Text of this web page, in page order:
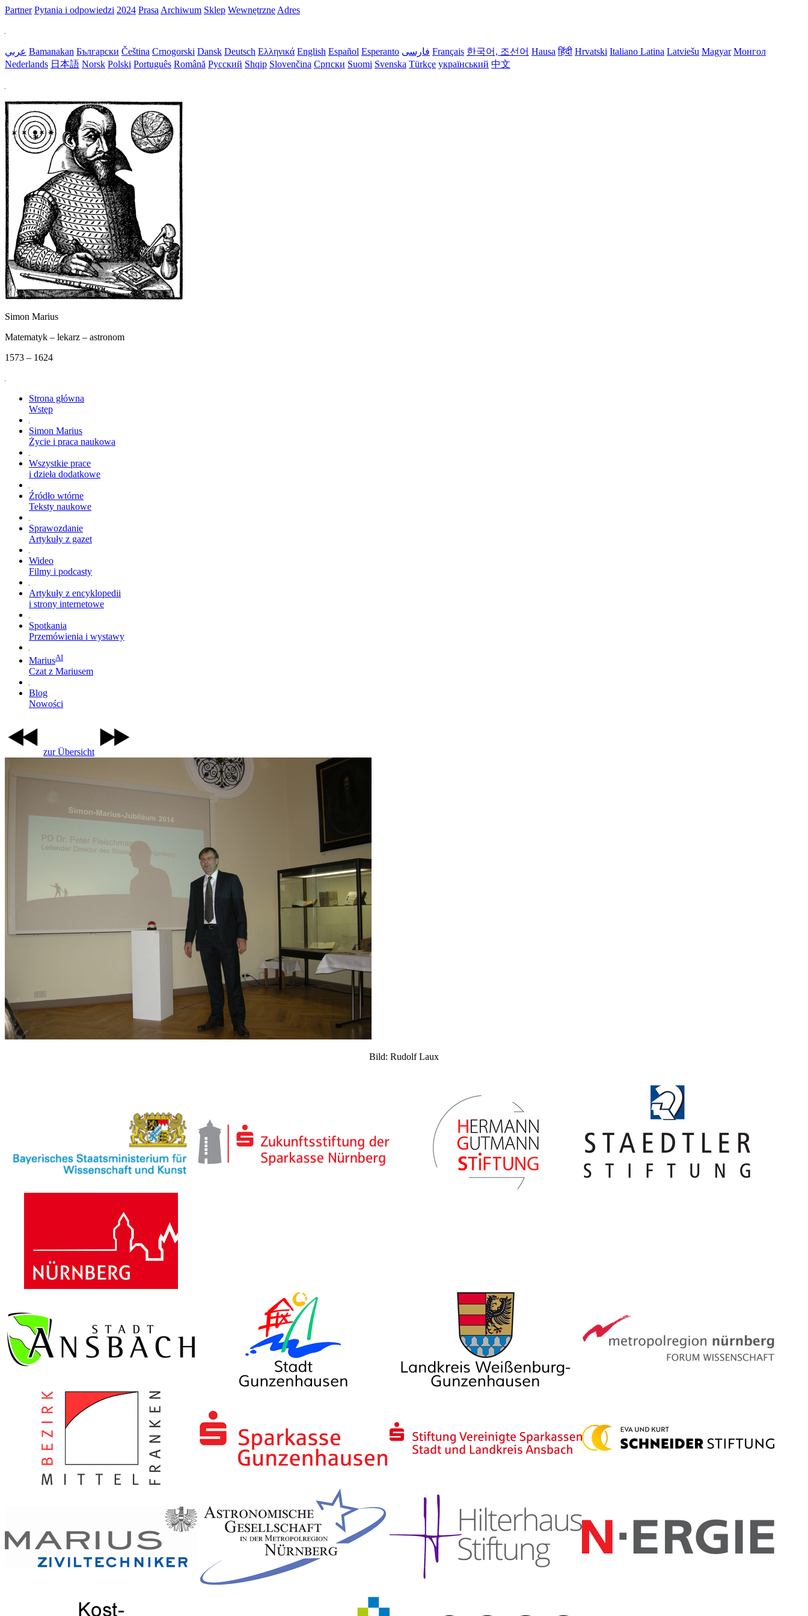
Partner Pytania i odpowiedzi 2024 Prasa Archiwum Sklep Wewnętrzne Adres
عربي Bamanakan Български Čeština Crnogorski Dansk Deutsch Ελληνικά English Español Esperanto فارسی Français 한국어, 조선어 Hausa हिंदी Hrvatski Italiano Latina Latviešu Magyar Монгол
Nederlands 日本語 Norsk Polski Português Română Русский Shqip Slovenčina Српски Suomi Svenska Türkçe український 中文
Simon Marius
Matematyk – lekarz – astronom
1573 – 1624
Strona główna
Wstęp
Simon Marius
Życie i praca naukowa
Wszystkie prace
i dzieła dodatkowe
Źródło wtórne
Teksty naukowe
Sprawozdanie
Artykuły z gazet
Wideo
Filmy i podcasty
Artykuły z encyklopedii
i strony internetowe
Spotkania
Przemówienia i wystawy
MariusAI
Czat z Mariusem
Blog
Nowości
zur Übersicht
Bild: Rudolf Laux